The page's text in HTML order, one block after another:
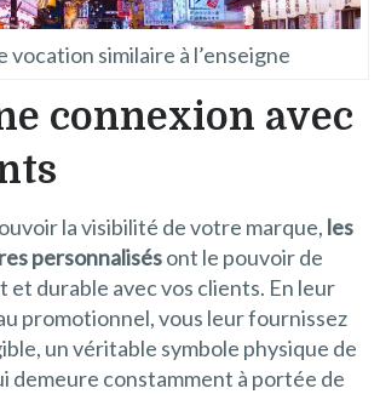
vocation similaire à l’enseigne
connexion avec
la visibilité de votre marque, les
personnalisésont le pouvoir de
et durable avec vos clients. En leur
promotionnel, vous leur fournissez
un véritable symbole physique de
demeure constamment à portée de